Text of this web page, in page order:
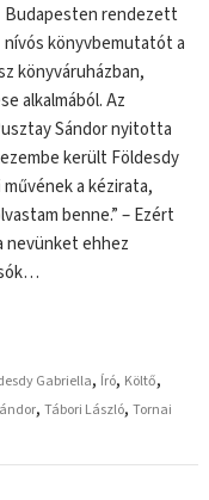
Budapesten rendezett
nívós könyvbemutatót a
könyváruházban,
alkalmából. Az
Sándor nyitotta
került Földesdy
a kézirata,
benne.” – Ezért
nevünket ehhez
Gabriella, Író, Költő,
,Tábori László,Tornai